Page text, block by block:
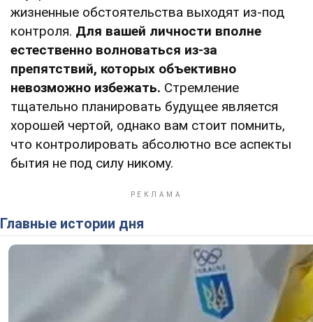
жизненные обстоятельства выходят из-под
контроля. Для вашей личности вполне
естественно волноваться из-за
препятствий, которых объективно
невозможно избежать. Стремление
тщательно планировать будущее является
хорошей чертой, однако вам стоит помнить,
что контролировать абсолютно все аспекты
бытия не под силу никому.
Главные истории дня